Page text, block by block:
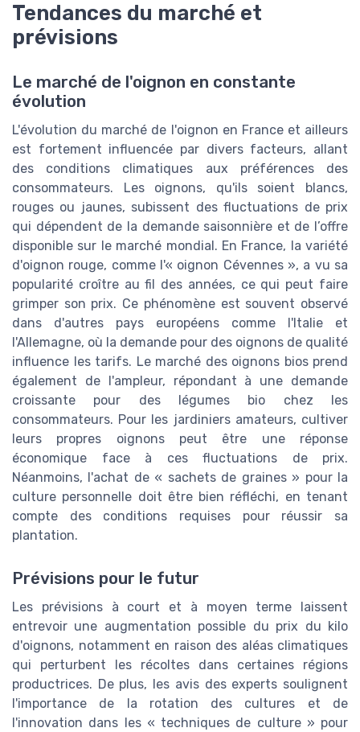
Tendances du marché et
prévisions
Le marché de l'oignon en constante
évolution
L'évolution du marché de l'oignon en France et ailleurs
est fortement influencée par divers facteurs, allant
des conditions climatiques aux préférences des
consommateurs. Les oignons, qu'ils soient blancs,
rouges ou jaunes, subissent des fluctuations de prix
qui dépendent de la demande saisonnière et de l’offre
disponible sur le marché mondial. En France, la variété
d'oignon rouge, comme l'« oignon Cévennes », a vu sa
popularité croître au fil des années, ce qui peut faire
grimper son prix. Ce phénomène est souvent observé
dans d'autres pays européens comme l'Italie et
l'Allemagne, où la demande pour des oignons de qualité
influence les tarifs. Le marché des oignons bios prend
également de l'ampleur, répondant à une demande
croissante pour des légumes bio chez les
consommateurs. Pour les jardiniers amateurs, cultiver
leurs propres oignons peut être une réponse
économique face à ces fluctuations de prix.
Néanmoins, l'achat de « sachets de graines » pour la
culture personnelle doit être bien réfléchi, en tenant
compte des conditions requises pour réussir sa
plantation.
Prévisions pour le futur
Les prévisions à court et à moyen terme laissent
entrevoir une augmentation possible du prix du kilo
d'oignons, notamment en raison des aléas climatiques
qui perturbent les récoltes dans certaines régions
productrices. De plus, les avis des experts soulignent
l'importance de la rotation des cultures et de
l'innovation dans les « techniques de culture » pour